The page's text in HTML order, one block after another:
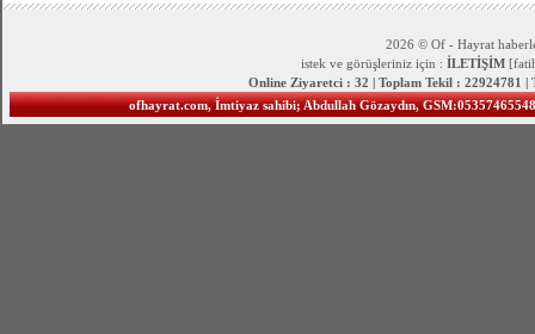
2026 © Of - Hayrat
istek ve görüşleriniz için : İLETİŞİM
Online Ziyaretci : 32 | Toplam Tekil : 22924781 |
ofhayrat.com, İmtiyaz sahibi; Abdullah Gözaydın,